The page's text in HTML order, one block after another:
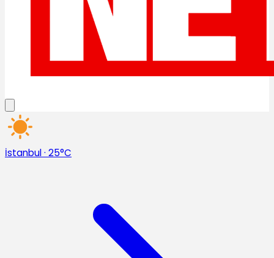
İstanbul· 25°C